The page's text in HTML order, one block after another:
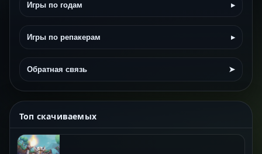
Игры по годам ▸
Игры по репакерам ▸
Обратная связь ➤
Топ скачиваемых